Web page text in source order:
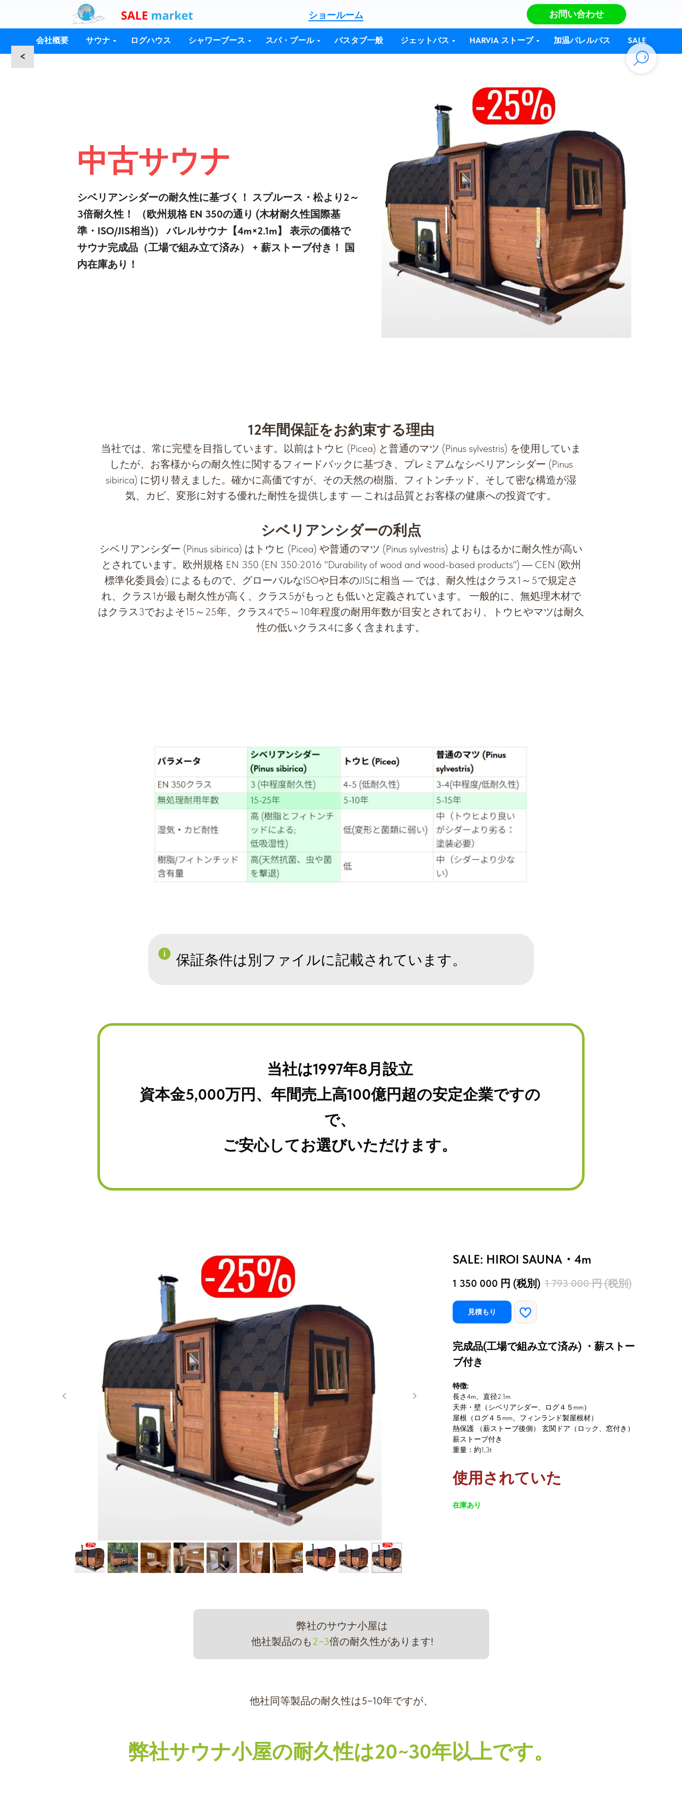
ショールーム お問い合わせ
会社概要 サウナ ログハウス シャワーブース スパ・プール バスタブ一般 ジェットバス HARVIA ストーブ 加温バレルバス SALE
中古サウナ
シベリアンシダーの耐久性に基づく！ スプルース・松より2～
3倍耐久性！ （欧州規格 EN 350の通り (木材耐久性国際基
準・ISO/JIS相当)） バレルサウナ【4m×2.1m】 表示の価格で
サウナ完成品（工場で組み立て済み） + 薪ストーブ付き！ 国
内在庫あり！
12年間保証をお約束する理由
当社では、常に完璧を目指しています。以前はトウヒ (Picea) と普通のマツ (Pinus sylvestris) を使用していま
したが、お客様からの耐久性に関するフィードバックに基づき、プレミアムなシベリアンシダー (Pinus
sibirica) に切り替えました。確かに高価ですが、その天然の樹脂、フィトンチッド、そして密な構造が湿
気、カビ、変形に対する優れた耐性を提供します ― これは品質とお客様の健康への投資です。
シベリアンシダーの利点
シベリアンシダー (Pinus sibirica) はトウヒ (Picea) や普通のマツ (Pinus sylvestris) よりもはるかに耐久性が高い
とされています。欧州規格 EN 350 (EN 350:2016 "Durability of wood and wood-based products") ― CEN (欧州
標準化委員会) によるもので、グローバルなISOや日本のJISに相当 ― では、耐久性はクラス1～5で規定さ
れ、クラス1が最も耐久性が高く、クラス5がもっとも低いと定義されています。 一般的に、無処理木材で
はクラス3でおよそ15～25年、クラス4で5～10年程度の耐用年数が目安とされており、トウヒやマツは耐久
性の低いクラス4に多く含まれます。
保証条件は別ファイルに記載されています。
当社は1997年8月設立
資本金5,000万円、年間売上高100億円超の安定企業ですの
で、
ご安心してお選びいただけます。
SALE: HIROI SAUNA・4m
1 350 000 円 (税別) 1 793 000 円 (税別)
見積もり
完成品(工場で組み立て済み) ・薪ストー
ブ付き
特徴:
長さ4m、直径2.1m
天井・壁（シベリアシダー、ログ４５mm）
屋根（ログ４５mm、フィンランド製屋根材）
熱保護 （薪ストーブ後側） 玄関ドア（ロック、窓付き）
薪ストーブ付き
重量：約1,3t
使用されていた
在庫あり
他社同等製品の耐久性は5~10年ですが、
弊社サウナ小屋の耐久性は20~30年以上です。
弊社のサウナ小屋は
他社製品のも2~3倍の耐久性があります!